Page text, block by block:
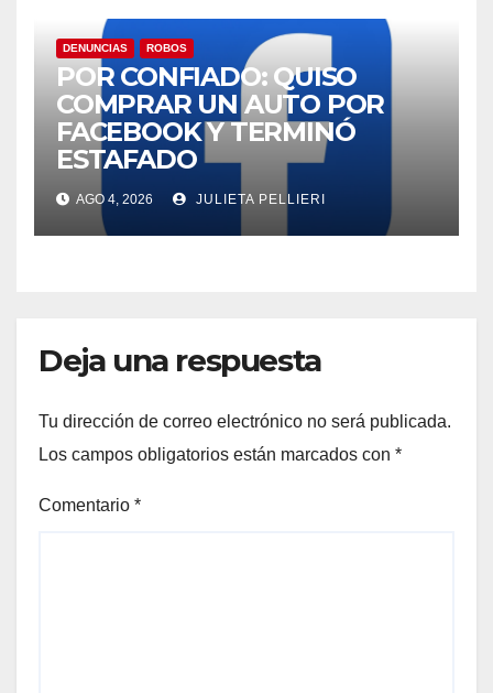
DENUNCIAS ROBOS
POR CONFIADO: QUISO
COMPRAR UN AUTO POR
FACEBOOK Y TERMINÓ
ESTAFADO
AGO 4, 2026 JULIETA PELLIERI
Deja una respuesta
Tu dirección de correo electrónico no será publicada.
Los campos obligatorios están marcados con *
Comentario *